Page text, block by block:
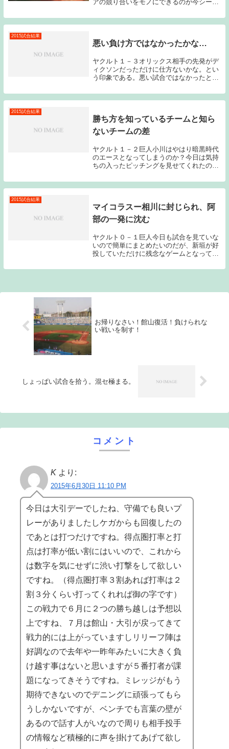
アの競り合いをモノにできるのが今シーズ
と今シーズンフル回転を続けているリリー
フ陣の奮闘で大きな1勝を手にすることが
2015試合結果
悪い負け方ではなかったかな…
ヤクルト１－３オリックス相手の先発がデ
ィクソンだっただけに仕方ないかな。とい
う印象である。悪い試合ではなかったと思
本塁打１）与四死球２の3失点という数字
が残った。今日も3回に2アウトからランナ
2015試合結果
勝ち方を知っているチームと知ら
ないチームの差
ヤクルト１－２巨人小川はやはり暗黒時代
のエースとなってしまうのか？今日は気持
ちの入ったピッチングを見せてくれたのだ
にしても7回のあの場面でヒットで出塁し
た亀井に代走鈴木を送り、ものの見事にも
2015試合結果
マイコラスー相川に封じられ、阿
部の一発に沈む
ヤクルト０－１巨人今日も試合を見ていな
いので簡単にまとめたいのだが、新垣が好
投していただけに残念なゲームとなってし
怖いかな？という印象だったのだが、マイ
お帰りなさい！館山復活！負けられな
い戦いを制す！
しょっぱい試合を拾う。混セ極まる。
コメント
K より:
2015年6月30日 11:10 PM
今日は大引デーでしたね、守備でも良いプ
レーがありましたしケガからも回復したの
であとは打つだけですね。得点圏打率と打
点は打率が低い割にはいいので、これから
は数字を気にせずに渋い打撃をして欲しい
ですね。（得点圏打率３割あれば打率は２
割３分くらい打ってくれれば御の字です）
この戦力で６月に２つの勝ち越しは予想以
上ですね、７月は館山・大引が戻ってきて
戦力的には上がっていますしリリーフ陣は
好調なので去年や一昨年みたいに大きく負
け越す事はないと思いますが５番打者が課
題になってきそうですね。ミレッジがもう
期待できないのでデニングに頑張ってもら
うしかないですが、ベンチでも言葉の壁が
あるので話す人がいなので周りも相手投手
の情報など積極的に声を掛けてあげて欲し